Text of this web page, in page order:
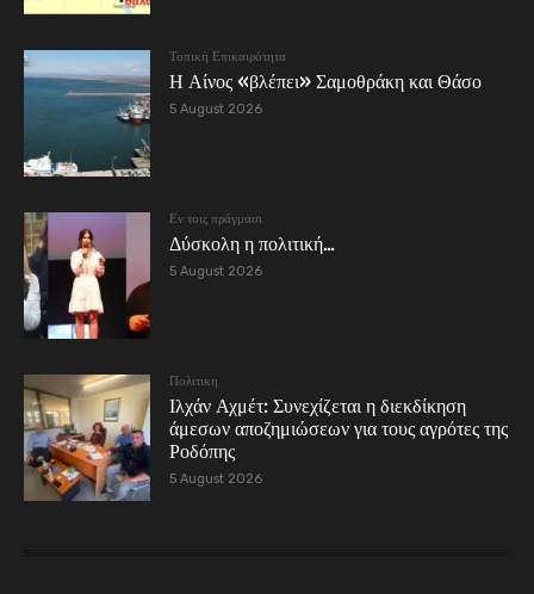
Τοπική Επικαιρότητα
Η Αίνος «βλέπει» Σαμοθράκη και Θάσο
5 August 2026
Εν τοις πράγμασι
Δύσκολη η πολιτική…
5 August 2026
Πολιτικη
Ιλχάν Αχμέτ: Συνεχίζεται η διεκδίκηση
άμεσων αποζημιώσεων για τους αγρότες της
Ροδόπης
5 August 2026